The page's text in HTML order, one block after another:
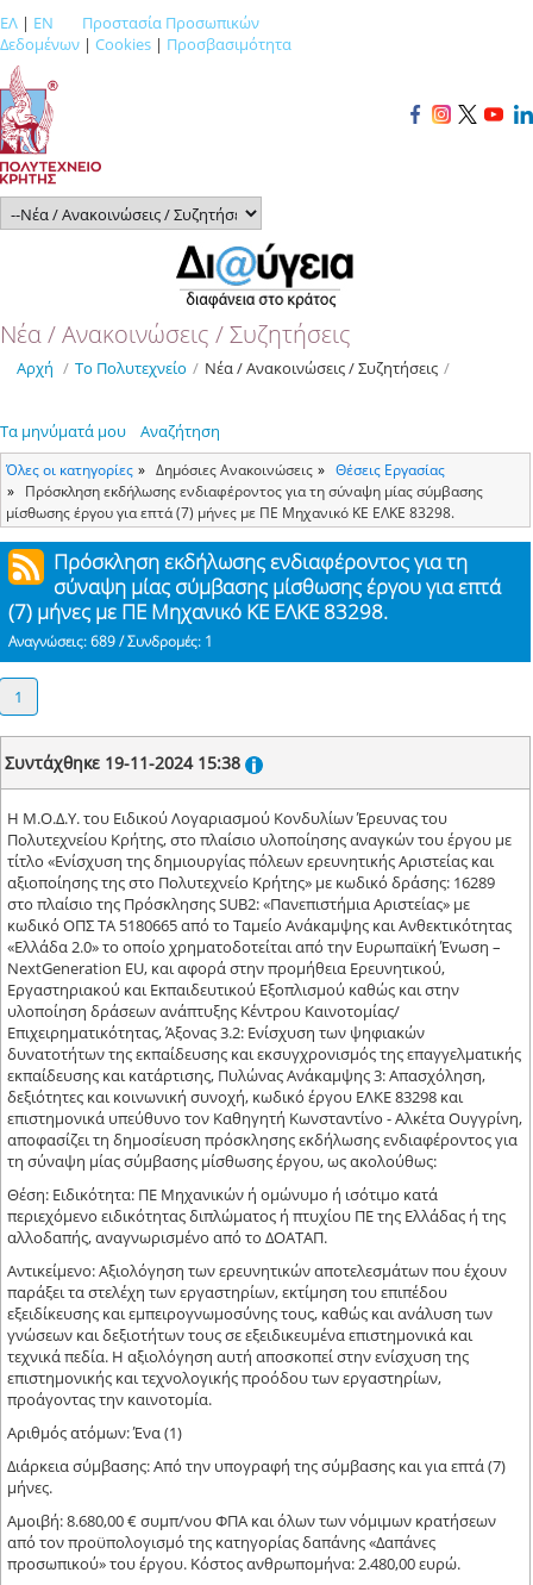
ΕΛ | EN
Προστασία Προσωπικών
Δεδομένων | Cookies | Προσβασιμότητα
Νέα / Ανακοινώσεις / Συζητήσεις
Αρχή / Το Πολυτεχνείο / Νέα / Ανακοινώσεις / Συζητήσεις /
Τα μηνύματά μου Αναζήτηση
Όλες οι κατηγορίες Δημόσιες Ανακοινώσεις
Θέσεις Εργασίας
Πρόσκληση εκδήλωσης ενδιαφέροντος για τη σύναψη μίας σύμβασης
μίσθωσης έργου για επτά (7) μήνες με ΠΕ Μηχανικό ΚΕ ΕΛΚΕ 83298.
Πρόσκληση εκδήλωσης ενδιαφέροντος για τη
σύναψη μίας σύμβασης μίσθωσης έργου για επτά
(7) μήνες με ΠΕ Μηχανικό ΚΕ ΕΛΚΕ 83298.
Αναγνώσεις: 689 / Συνδρομές: 1
1
Συντάχθηκε 19-11-2024 15:38
Η Μ.Ο.Δ.Υ. του Ειδικού Λογαριασμού Κονδυλίων Έρευνας του
Πολυτεχνείου Κρήτης, στο πλαίσιο υλοποίησης αναγκών του έργου με
τίτλο «Ενίσχυση της δημιουργίας πόλεων ερευνητικής Αριστείας και
αξιοποίησης της στο Πολυτεχνείο Κρήτης» με κωδικό δράσης: 16289
στο πλαίσιο της Πρόσκλησης SUB2: «Πανεπιστήμια Αριστείας» με
κωδικό ΟΠΣ ΤΑ 5180665 από το Ταμείο Ανάκαμψης και Ανθεκτικότητας
«Ελλάδα 2.0» το οποίο χρηματοδοτείται από την Ευρωπαϊκή Ένωση –
NextGeneration EU, και αφορά στην προμήθεια Ερευνητικού,
Εργαστηριακού και Εκπαιδευτικού Εξοπλισμού καθώς και στην
υλοποίηση δράσεων ανάπτυξης Κέντρου Καινοτομίας/
Επιχειρηματικότητας, Άξονας 3.2: Ενίσχυση των ψηφιακών
δυνατοτήτων της εκπαίδευσης και εκσυγχρονισμός της επαγγελματικής
εκπαίδευσης και κατάρτισης, Πυλώνας Ανάκαμψης 3: Απασχόληση,
δεξιότητες και κοινωνική συνοχή, κωδικό έργου ΕΛΚΕ 83298 και
επιστημονικά υπεύθυνο τον Καθηγητή Κωνσταντίνο - Αλκέτα Ουγγρίνη,
αποφασίζει τη δημοσίευση πρόσκλησης εκδήλωσης ενδιαφέροντος για
τη σύναψη μίας σύμβασης μίσθωσης έργου, ως ακολούθως:
Θέση: Ειδικότητα: ΠΕ Μηχανικών ή ομώνυμο ή ισότιμο κατά
περιεχόμενο ειδικότητας διπλώματος ή πτυχίου ΠΕ της Ελλάδας ή της
αλλοδαπής, αναγνωρισμένο από το ΔΟΑΤΑΠ.
Αντικείμενο: Αξιολόγηση των ερευνητικών αποτελεσμάτων που έχουν
παράξει τα στελέχη των εργαστηρίων, εκτίμηση του επιπέδου
εξειδίκευσης και εμπειρογνωμοσύνης τους, καθώς και ανάλυση των
γνώσεων και δεξιοτήτων τους σε εξειδικευμένα επιστημονικά και
τεχνικά πεδία. Η αξιολόγηση αυτή αποσκοπεί στην ενίσχυση της
επιστημονικής και τεχνολογικής προόδου των εργαστηρίων,
προάγοντας την καινοτομία.
Αριθμός ατόμων: Ένα (1)
Διάρκεια σύμβασης: Από την υπογραφή της σύμβασης και για επτά (7)
μήνες.
Αμοιβή: 8.680,00 € συμπ/νου ΦΠΑ και όλων των νόμιμων κρατήσεων
από τον προϋπολογισμό της κατηγορίας δαπάνης «Δαπάνες
προσωπικού» του έργου. Κόστος ανθρωπομήνα: 2.480,00 ευρώ.